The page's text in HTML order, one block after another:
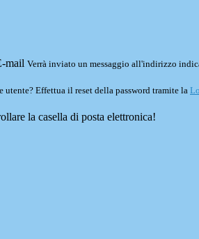
mail Verrà inviato un messaggio all'indirizzo
utente? Effettua il reset della password tramite la
la casella di posta elettronica!